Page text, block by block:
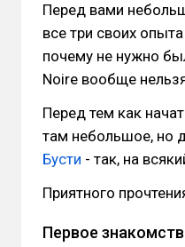
Перед вами
все три своих
почему не нужно
Noire вообще
Перед тем как
там небольшое, но
Бусти - так, на
Приятного
Первое